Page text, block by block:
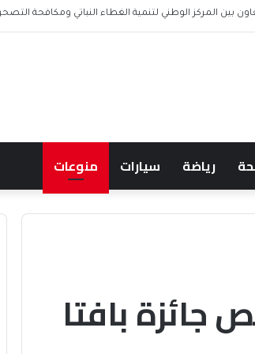
دربال”
رياضة سيارات منوعات
جائزة بافتا